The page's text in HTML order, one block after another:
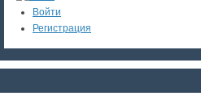
Войти
Регистрация